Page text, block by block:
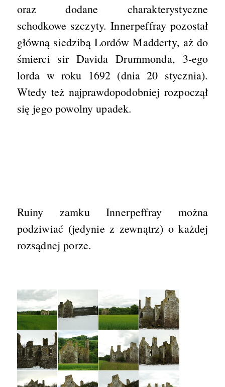
oraz dodane charakterystyczne
schodkowe szczyty. Innerpeffray pozostał
główną siedzibą Lordów Madderty, aż do
śmierci sir Davida Drummonda, 3-ego
lorda w roku 1692 (dnia 20 stycznia).
Wtedy też najprawdopodobniej rozpoczął
się jego powolny upadek.
Ruiny zamku Innerpeffray można
podziwiać (jedynie z zewnątrz) o każdej
rozsądnej porze.